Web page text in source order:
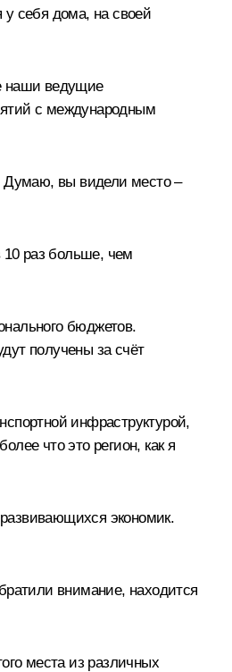
у себя дома, на своей
наши ведущие
с международным
Думаю, вы видели место –
10 раз больше, чем
бюджетов.
получены за счёт
инфраструктурой,
что это регион, как я
экономик.
внимание, находится
места из различных